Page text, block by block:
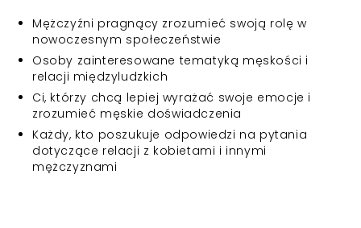
Mężczyźni pragnący zrozumieć swoją rolę w
nowoczesnym społeczeństwie
Osoby zainteresowane tematyką męskości i
relacji międzyludzkich
Ci, którzy chcą lepiej wyrażać swoje emocje i
zrozumieć męskie doświadczenia
Każdy, kto poszukuje odpowiedzi na pytania
dotyczące relacji z kobietami i innymi
mężczyznami